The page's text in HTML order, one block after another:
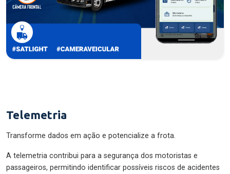
Telemetria
Transforme dados em ação e potencialize a frota.
A telemetria contribui para a segurança dos motoristas e
passageiros, permitindo identificar possíveis riscos de acidentes